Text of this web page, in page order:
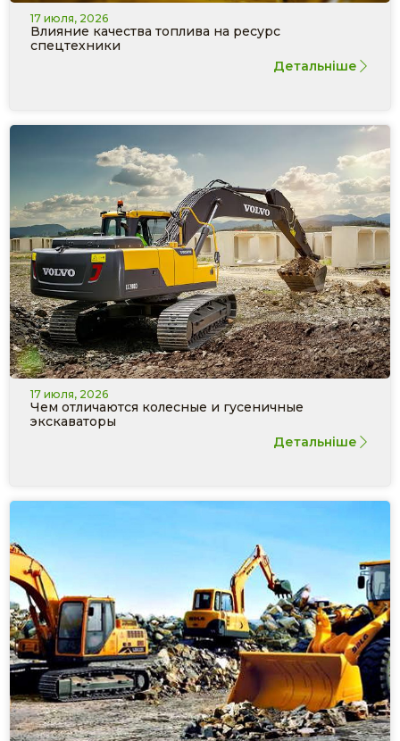
17 июля, 2026
Влияние качества топлива на ресурс
спецтехники
Детальніше
17 июля, 2026
Чем отличаются колесные и гусеничные
экскаваторы
Детальніше